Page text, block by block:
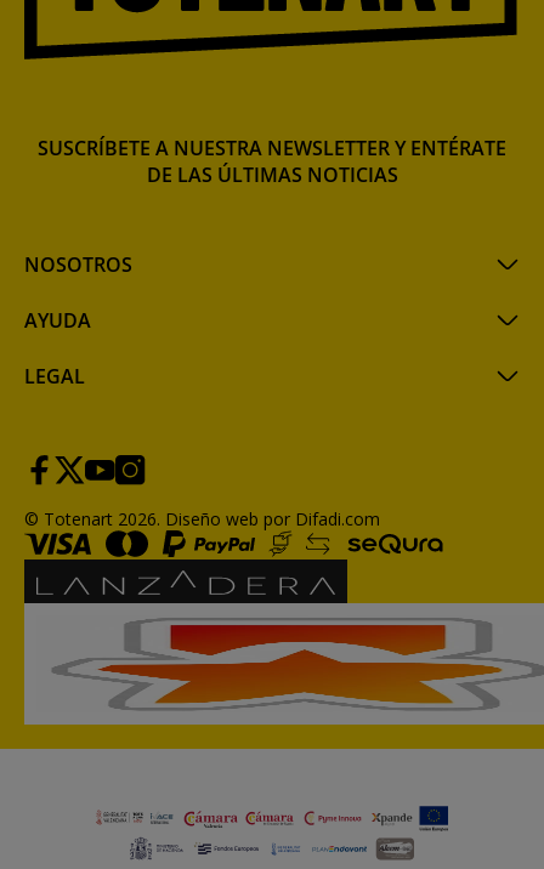
NOSOTROS
AYUDA
LEGAL
SUSCRÍBETE A NUESTRA NEWSLETTER Y ENTÉRATE
DE LAS ÚLTIMAS NOTICIAS
© Totenart 2026. Diseño web por Difadi.com